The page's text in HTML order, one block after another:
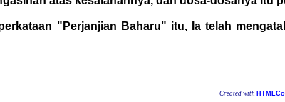
"Perjanjian Baharu" itu, Ia telah
Created with